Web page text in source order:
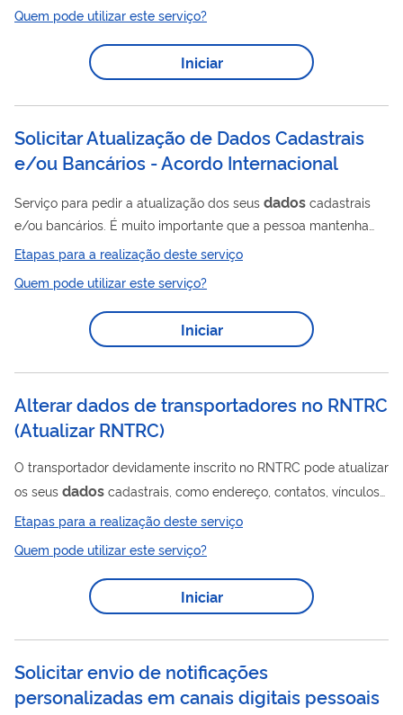
uma ferramenta (API) para consulta em massa às informações
Quem pode utilizar este serviço?
Iniciar
Solicitar Atualização de Dados Cadastrais
e/ou Bancários - Acordo Internacional
Serviço para pedir a atualização dos seus dados cadastrais
e/ou bancários. É muito importante que a pessoa mantenha
seu endereço de e-mail sempre atualizado. Este pedido é
realizado totalmente pela internet, você não precisa ir ao INSS.
Etapas para a realização deste serviço
Quem pode utilizar este serviço?
Iniciar
Alterar dados de transportadores no RNTRC
(Atualizar RNTRC)
O transportador devidamente inscrito no RNTRC pode atualizar
os seus dados cadastrais, como endereço, contatos, vínculos
ou informações específicas de acordo com a categoria do
transportador. Isso permite que o transportador seja
comunicado de fatos relevantes ao seu cadastro com maior
agilidade, e cumpra as determinações da Resolução ANTT nº
5.982/2022 . Os pedidos de alteração de
cadastrais
Digital (...
Etapas para a realização deste serviço
Quem pode utilizar este serviço?
Iniciar
Solicitar envio de notificações
personalizadas em canais digitais pessoais